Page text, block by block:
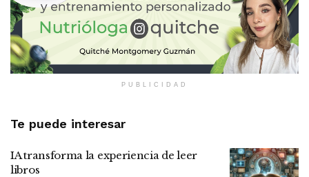
PUBLICIDAD
Te puede interesar
IA transforma la experiencia de leer
libros